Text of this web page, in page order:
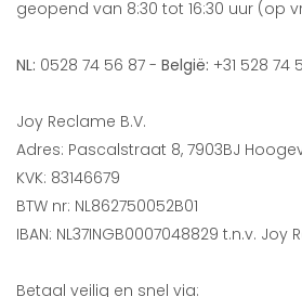
geopend van 8:30 tot 16:30 uur (op
NL: 0528 74 56 87 - België: +31 528 74
Joy Reclame B.V.
Adres: Pascalstraat 8, 7903BJ
KVK: 83146679
BTW nr: NL862750052B01
IBAN: NL37INGB0007048829 t.n.v. Joy
Betaal veilig en snel via: